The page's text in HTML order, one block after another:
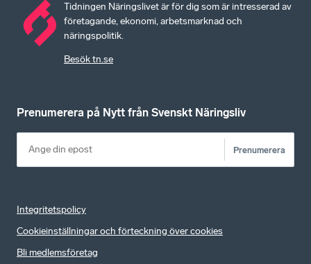
Tidningen Näringslivet är för dig som är intresserad av
företagande, ekonomi, arbetsmarknad och
näringspolitik.
Besök tn.se
Prenumerera på Nytt från Svenskt Näringsliv
Prenumerera
Integritetspolicy
Cookieinställningar och förteckning över cookies
Bli medlemsföretag